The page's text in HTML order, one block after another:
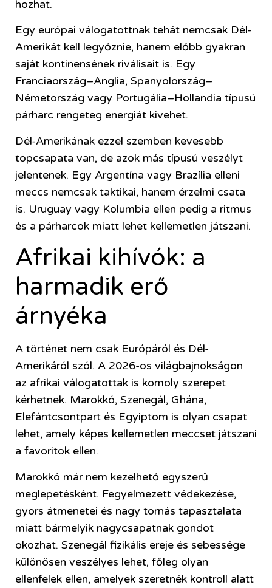
hozhat.
Egy európai válogatottnak tehát nemcsak Dél-
Amerikát kell legyőznie, hanem előbb gyakran
saját kontinensének riválisait is. Egy
Franciaország–Anglia, Spanyolország–
Németország vagy Portugália–Hollandia típusú
párharc rengeteg energiát kivehet.
Dél-Amerikának ezzel szemben kevesebb
topcsapata van, de azok más típusú veszélyt
jelentenek. Egy Argentína vagy Brazília elleni
meccs nemcsak taktikai, hanem érzelmi csata
is. Uruguay vagy Kolumbia ellen pedig a ritmus
és a párharcok miatt lehet kellemetlen játszani.
Afrikai kihívók: a
harmadik erő
árnyéka
A történet nem csak Európáról és Dél-
Amerikáról szól. A 2026-os világbajnokságon
az afrikai válogatottak is komoly szerepet
kérhetnek. Marokkó, Szenegál, Ghána,
Elefántcsontpart és Egyiptom is olyan csapat
lehet, amely képes kellemetlen meccset játszani
a favoritok ellen.
Marokkó már nem kezelhető egyszerű
meglepetésként. Fegyelmezett védekezése,
gyors átmenetei és nagy tornás tapasztalata
miatt bármelyik nagycsapatnak gondot
okozhat. Szenegál fizikális ereje és sebessége
különösen veszélyes lehet, főleg olyan
ellenfelek ellen, amelyek szeretnék kontroll alatt